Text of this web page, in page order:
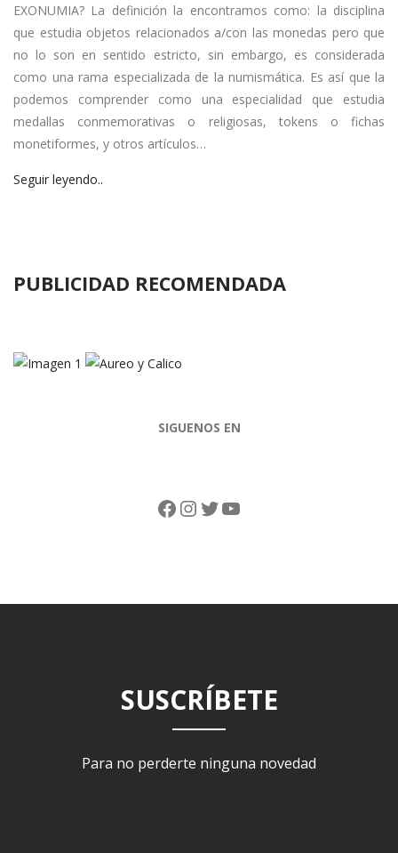
EXONUMIA? La definición la encontramos como: la disciplina
que estudia objetos relacionados a/con las monedas pero que
no lo son en sentido estricto, sin embargo, es considerada
como una rama especializada de la numismática. Es así que la
podemos comprender como una especialidad que estudia
medallas conmemorativas o religiosas, tokens o fichas
monetiformes, y otros artículos…
Seguir leyendo..
PUBLICIDAD RECOMENDADA
SIGUENOS EN
Facebook
Instagram
Twitter
YouTube
SUSCRÍBETE
Para no perderte ninguna novedad